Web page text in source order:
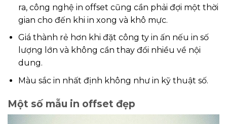
ra, công nghệ in offset cũng cần phải đợi một thời
gian cho đến khi in xong và khô mực.
Giá thành rẻ hơn khi đặt công ty in ấn nếu in số
lượng lớn và không cần thay đổi nhiều về nội
dung.
Màu sắc in nhất định không như in kỹ thuật số.
Một số mẫu in offset đẹp